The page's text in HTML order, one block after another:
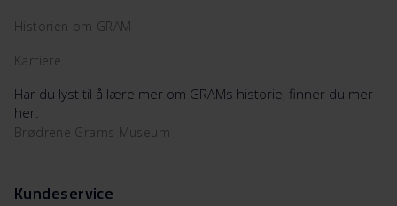
Historien om GRAM
Karriere
Har du lyst til å lære mer om GRAMs historie, finner du mer
her:
Brødrene Grams Museum
Kundeservice